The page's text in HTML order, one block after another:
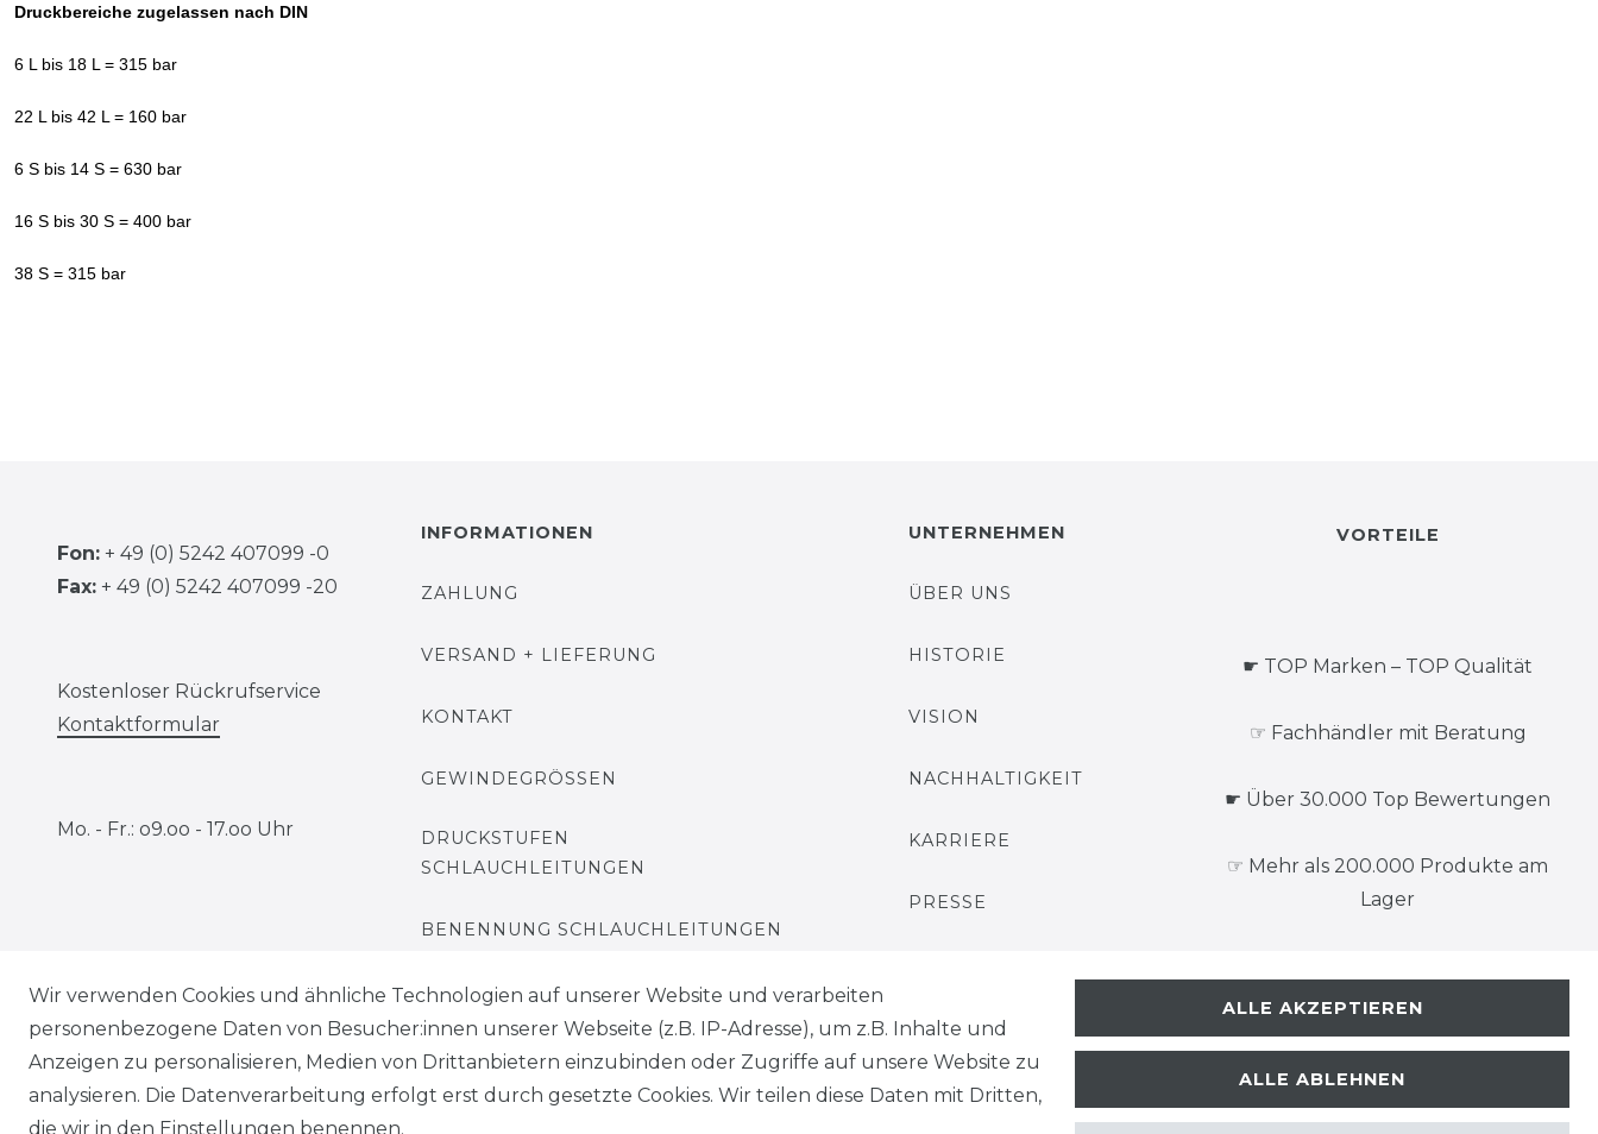
Druckbereiche zugelassen nach DIN
6 L bis 18 L = 315 bar
22 L bis 42 L = 160 bar
6 S bis 14 S = 630 bar
16 S bis 30 S = 400 bar
38 S = 315 bar
Fon: + 49 (0) 5242 407099 -0
Fax: + 49 (0) 5242 407099 -20
Kostenloser Rückrufservice
Kontaktformular
Mo. - Fr.: o9.oo - 17.oo Uhr
INFORMATIONEN
ZAHLUNG
VERSAND + LIEFERUNG
KONTAKT
GEWINDEGRÖSSEN
DRUCKSTUFEN
SCHLAUCHLEITUNGEN
BENENNUNG SCHLAUCHLEITUNGEN
UNTERNEHMEN
ÜBER UNS
HISTORIE
VISION
NACHHALTIGKEIT
KARRIERE
PRESSE
VORTEILE
☛ TOP Marken – TOP Qualität
☞ Fachhändler mit Beratung
☛ Über 30.000 Top Bewertungen
☞ Mehr als 200.000 Produkte am
Lager
Wir verwenden Cookies und ähnliche Technologien auf unserer Website und verarbeiten
personenbezogene Daten von Besucher:innen unserer Webseite (z.B. IP-Adresse), um z.B. Inhalte und
Anzeigen zu personalisieren, Medien von Drittanbietern einzubinden oder Zugriffe auf unsere Website zu
analysieren. Die Datenverarbeitung erfolgt erst durch gesetzte Cookies. Wir teilen diese Daten mit Dritten,
die wir in den Einstellungen benennen.
ALLE AKZEPTIEREN
ALLE ABLEHNEN